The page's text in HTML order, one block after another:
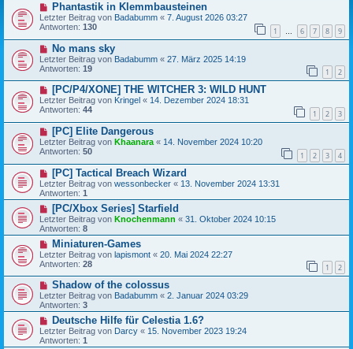
Phantastik in Klemmbausteinen
Letzter Beitrag von Badabumm « 7. August 2026 03:27
Antworten: 130 1 … 6 7 8 9
No mans sky
Letzter Beitrag von Badabumm « 27. März 2025 14:19
Antworten: 19 1 2
[PC/P4/XONE] THE WITCHER 3: WILD HUNT
Letzter Beitrag von Kringel « 14. Dezember 2024 18:31
Antworten: 44 1 2 3
[PC] Elite Dangerous
Letzter Beitrag von Khaanara « 14. November 2024 10:20
Antworten: 50 1 2 3 4
[PC] Tactical Breach Wizard
Letzter Beitrag von wessonbecker « 13. November 2024 13:31
Antworten: 1
[PC/Xbox Series] Starfield
Letzter Beitrag von Knochenmann « 31. Oktober 2024 10:15
Antworten: 8
Miniaturen-Games
Letzter Beitrag von lapismont « 20. Mai 2024 22:27
Antworten: 28 1 2
Shadow of the colossus
Letzter Beitrag von Badabumm « 2. Januar 2024 03:29
Antworten: 3
Deutsche Hilfe für Celestia 1.6?
Letzter Beitrag von Darcy « 15. November 2023 19:24
Antworten: 1